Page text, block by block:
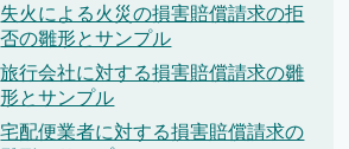
失火による火災の損害賠償請求の拒
否の雛形とサンプル
旅行会社に対する損害賠償請求の雛
形とサンプル
宅配便業者に対する損害賠償請求の